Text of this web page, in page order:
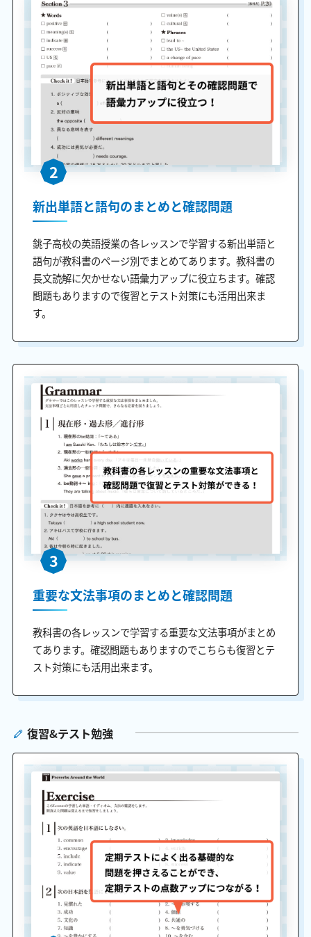
2
新出単語と語句のまとめと確認問題
銚子高校の英語授業の各レッスンで学習する新出単語と
語句が教科書のページ別でまとめてあります。教科書の
長文読解に欠かせない語彙力アップに役立ちます。確認
問題もありますので復習とテスト対策にも活用出来ま
す。
3
重要な文法事項のまとめと確認問題
教科書の各レッスンで学習する重要な文法事項がまとめ
てあります。確認問題もありますのでこちらも復習とテ
スト対策にも活用出来ます。
復習&テスト勉強